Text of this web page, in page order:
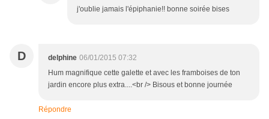
j'oublie jamais l'épiphanie!! bonne soirée bises
D delphine 06/01/2015 07:32
Hum magnifique cette galette et avec les framboises de ton
jardin encore plus extra....<br /> Bisous et bonne journée
Répondre